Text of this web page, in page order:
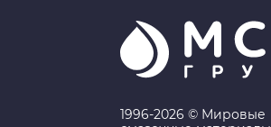
1996-2026 © Мировые